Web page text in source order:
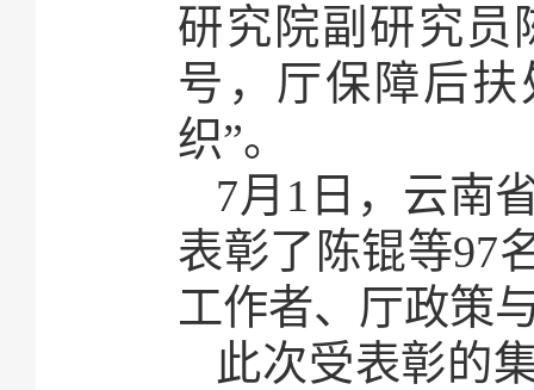
研究院副研究员
号，厅保障后
织”。
7月1日，云南
表彰了陈锟等97
工作者、厅政策
此次受表彰的